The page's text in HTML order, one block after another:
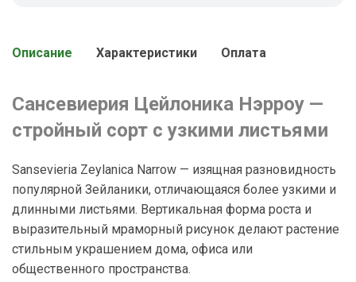
Описание Характеристики Оплата
Сансевиерия Цейлоника Нэрроу —
стройный сорт с узкими листьями
Sansevieria Zeylanica Narrow — изящная разновидность
популярной Зейланики, отличающаяся более узкими и
длинными листьями. Вертикальная форма роста и
выразительный мраморный рисунок делают растение
стильным украшением дома, офиса или
общественного пространства.